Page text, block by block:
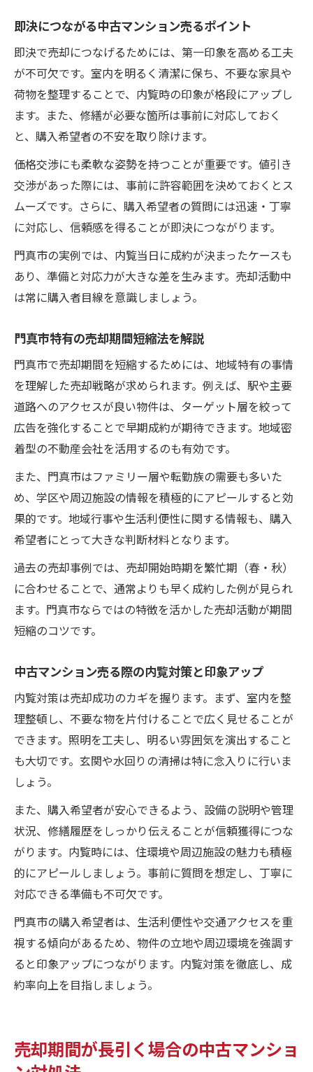
即決につながる中古マンション売るポイント
即決で売却につなげるためには、第一印象を高める工夫
が不可欠です。室内を明るく清潔に保ち、不要な家具や
荷物を整理することで、内覧時の印象が格段にアップし
ます。また、修繕が必要な箇所は事前に対応しておく
と、購入希望者の不安を取り除けます。
価格交渉にも柔軟な姿勢を持つことが重要です。値引き
交渉があった際には、事前に許容範囲を決めておくとス
ムーズです。さらに、購入希望者の質問には迅速・丁寧
に対応し、信頼感を得ることが即決につながります。
門真市の実例では、内覧当日に成約が決まったケースも
あり、準備と対応力が大きな差を生みます。売却活動中
は常に購入者目線を意識しましょう。
門真市特有の売却期間短縮法を解説
門真市で売却期間を短縮するためには、地域特有の事情
を理解した売却戦略が求められます。例えば、駅や主要
道路へのアクセスが良い物件は、ターゲット層を絞って
広告を強化することで早期成約が期待できます。地域密
着型の不動産会社を活用するのも有効です。
また、門真市はファミリー層や転勤族の需要も多いた
め、学区や周辺施設の情報を積極的にアピールすると効
果的です。地域行事や生活利便性に関する情報も、購入
希望者にとって大きな判断材料となります。
過去の売却事例では、売却開始時期を繁忙期（春・秋）
に合わせることで、通常よりも早く成約した例が見られ
ます。門真市ならではの特徴を活かした売却活動が期間
短縮のコツです。
中古マンション売る際の内覧対策と印象アップ
内覧対策は売却成功のカギを握ります。まず、室内を整
理整頓し、不要な物を片付けることで広く見せることが
できます。照明を工夫し、明るい雰囲気を演出すること
も大切です。玄関や水回りの清掃は特に念入りに行いま
しょう。
また、購入希望者が安心できるよう、設備の説明や管理
状況、修繕履歴をしっかり伝えることが信頼獲得につな
がります。内覧時には、住環境や周辺施設の魅力も積極
的にアピールしましょう。事前に質問を想定し、丁寧に
対応できる準備も不可欠です。
門真市の購入希望者は、生活利便性や交通アクセスを重
視する傾向があるため、物件の立地や周辺環境を強調す
ると印象アップにつながります。内覧対策を徹底し、成
約率向上を目指しましょう。
売却期間が長引く場合の中古マンショ